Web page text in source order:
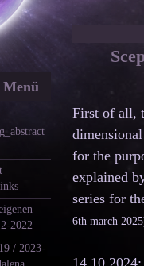
Menü
2022
/ 2023-
First of all,
for the
explained
series for
6th march